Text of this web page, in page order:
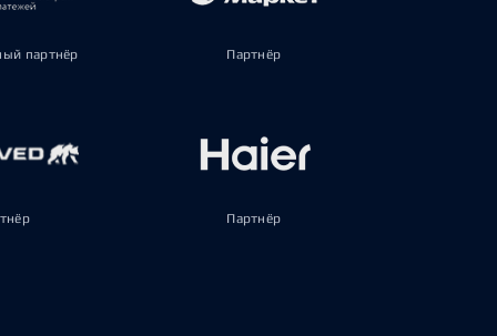
партнёр Партнёр
Партнёр